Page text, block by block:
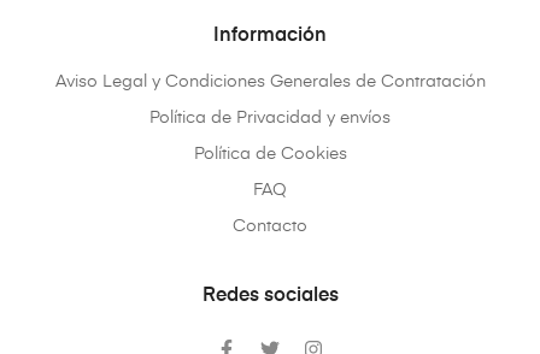
Información
Aviso Legal y Condiciones Generales de Contratación
Política de Privacidad y envíos
Política de Cookies
FAQ
Contacto
Redes sociales